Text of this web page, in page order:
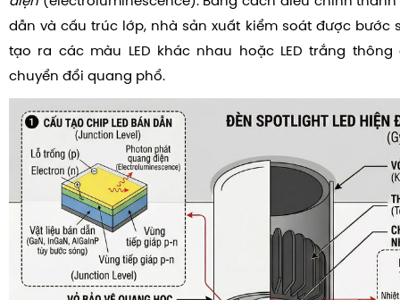
dẫn và cấu trúc lớp, nhà sản xuất kiểm soát được bước
tạo ra các màu LED khác nhau hoặc LED trắng
chuyển đổi quang phổ.